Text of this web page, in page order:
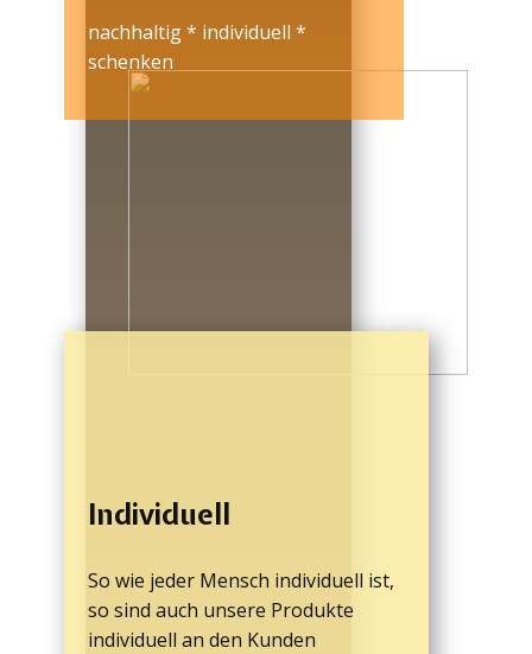
nachhaltig * individuell *
schenken
Individuell
So wie jeder Mensch individuell ist,
so sind auch unsere Produkte
individuell an den Kunden